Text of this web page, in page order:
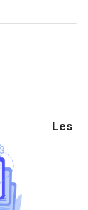
Les